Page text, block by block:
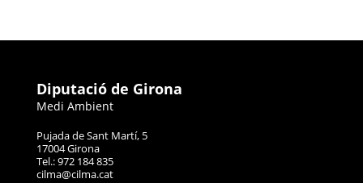
Diputació de Girona
Medi Ambient
Pujada de Sant Martí, 5
17004 Girona
Tel.: 972 184 835
cilma@cilma.cat